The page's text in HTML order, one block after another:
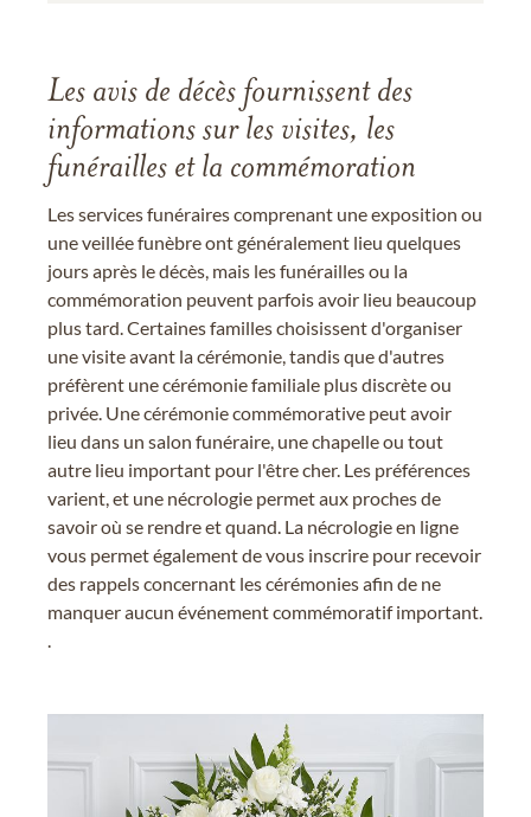
Les avis de décès fournissent des
informations sur les visites, les
funérailles et la commémoration
Les services funéraires comprenant une exposition ou
une veillée funèbre ont généralement lieu quelques
jours après le décès, mais les funérailles ou la
commémoration peuvent parfois avoir lieu beaucoup
plus tard. Certaines familles choisissent d'organiser
une visite avant la cérémonie, tandis que d'autres
préfèrent une cérémonie familiale plus discrète ou
privée. Une cérémonie commémorative peut avoir
lieu dans un salon funéraire, une chapelle ou tout
autre lieu important pour l'être cher. Les préférences
varient, et une nécrologie permet aux proches de
savoir où se rendre et quand. La nécrologie en ligne
vous permet également de vous inscrire pour recevoir
des rappels concernant les cérémonies afin de ne
manquer aucun événement commémoratif important.